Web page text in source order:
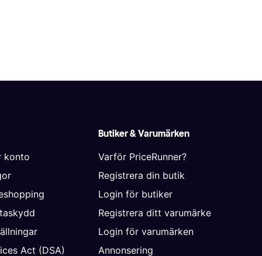
konto
Act (DSA)
Butiker & Varumärken
Varför PriceRunner?
Registrera din butik
Login för butiker
Registrera ditt varumärke
Login för varumärken
Annonsering